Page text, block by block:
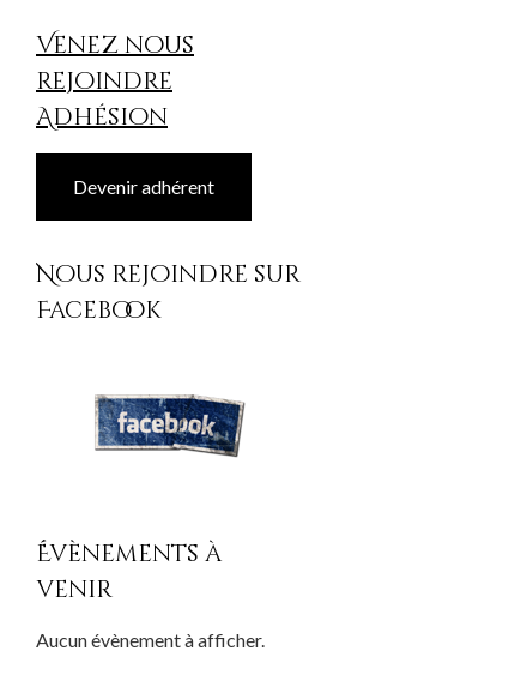
Venez nous
rejoindre
Adhésion
Devenir adhérent
Nous rejoindre sur
Facebook
Évènements à
venir
Aucun évènement à afficher.